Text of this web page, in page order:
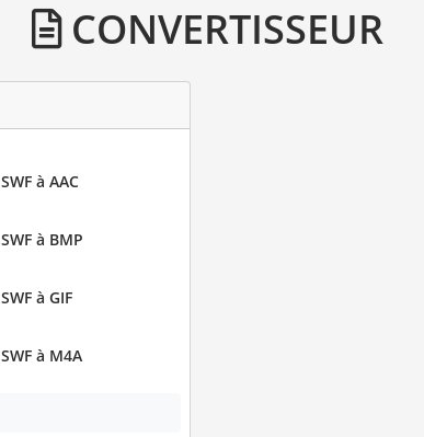
CONVERTISSEUR
SWF à AAC
SWF à BMP
SWF à GIF
SWF à M4A